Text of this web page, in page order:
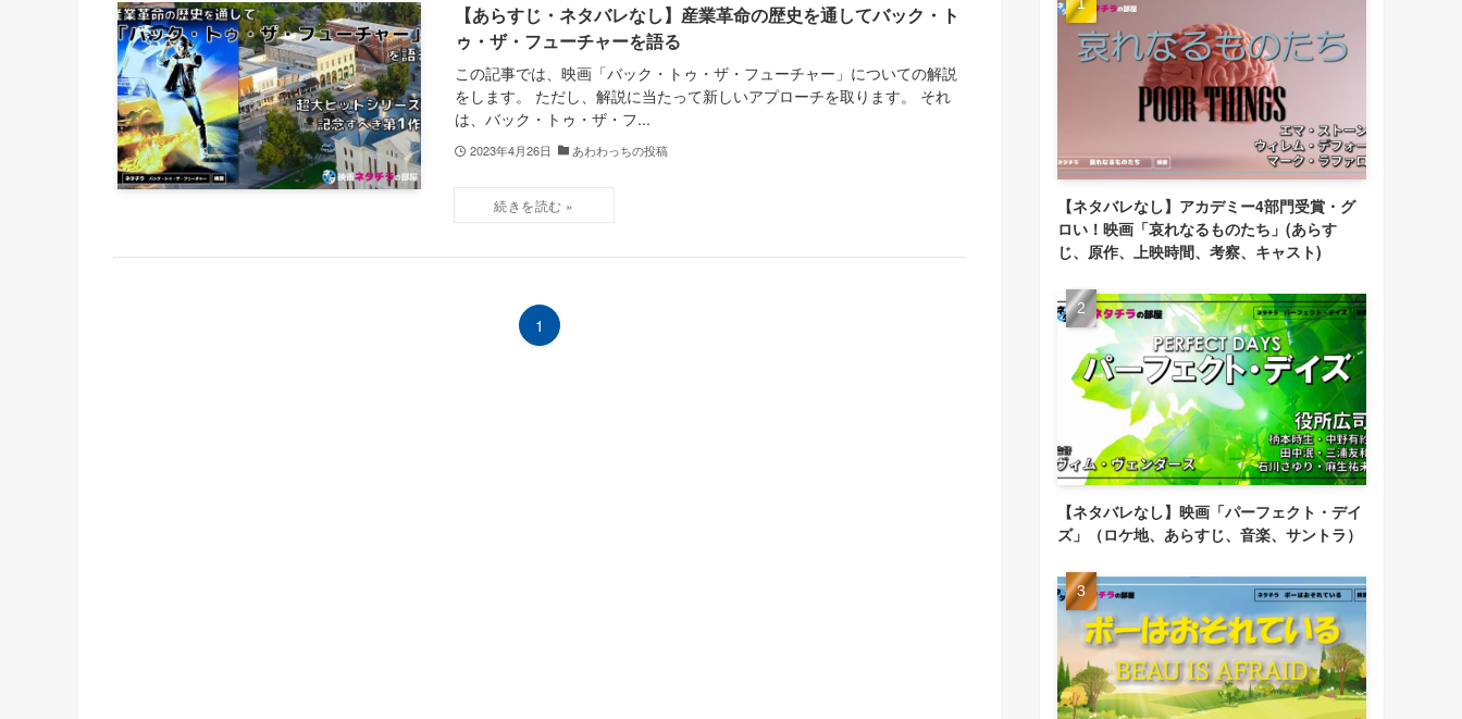
【あらすじ・ネタバレなし】産業革命の歴史を通してバック・ト
ゥ・ザ・フューチャーを語る
この記事では、映画「バック・トゥ・ザ・フューチャー」についての解説
をします。 ただし、解説に当たって新しいアプローチを取ります。 それ
は、バック・トゥ・ザ・フ...
2023年4月26日 あわわっちの投稿
1
【ネタバレなし】アカデミー4部門受賞・グ
ロい！映画「哀れなるものたち」(あらす
じ、原作、上映時間、考察、キャスト)
【ネタバレなし】映画「パーフェクト・デイ
ズ」（ロケ地、あらすじ、音楽、サントラ）